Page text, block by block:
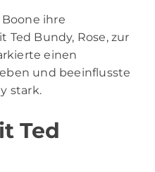
Boone ihre
Bundy, Rose, zur
einen
und beeinflusste
stark.
Ted